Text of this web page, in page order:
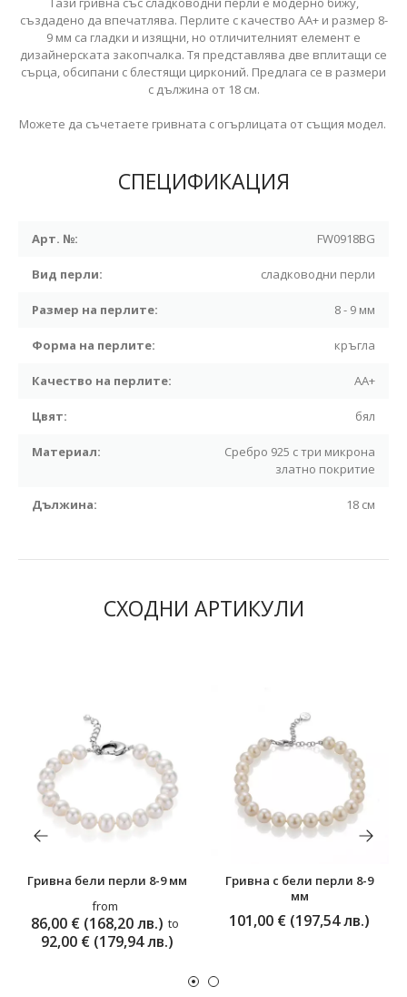
създадено да впечатлява. Перлите с качество АА+ и размер 8-
9 мм са гладки и изящни, но отличителният елемент е
дизайнерската закопчалка. Тя представлява две вплитащи се
сърца, обсипани с блестящи цирконий. Предлага се в размери
с дължина от 18 см.
Можете да съчетаете гривната с огърлицата от същия модел.
СПЕЦИФИКАЦИЯ
Арт. №: FW0918BG
Вид перли: сладководни перли
Размер на перлите: 8 - 9 мм
Форма на перлите: кръгла
Качество на перлите: АА+
Цвят: бял
Материал:
Сребро 925 с три микрона
златно покритие
Дължина: 18 см
СХОДНИ АРТИКУЛИ
Гривна бели перли 8-9 мм
from
86,00 € (168,20 лв.) to
92,00 € (179,94 лв.)
Гривна с бели перли 8-9
мм
101,00 € (197,54 лв.)